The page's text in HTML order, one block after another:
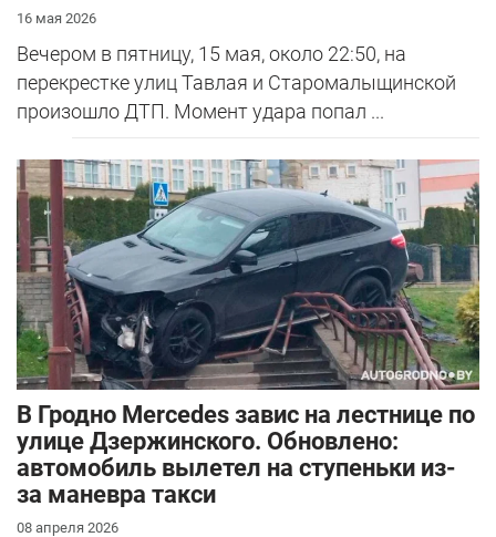
16 мая 2026
Вечером в пятницу, 15 мая, около 22:50, на
перекрестке улиц Тавлая и Старомалыщинской
произошло ДТП. Момент удара попал ...
В Гродно Mercedes завис на лестнице по
улице Дзержинского. Обновлено:
автомобиль вылетел на ступеньки из-
за маневра такси
08 апреля 2026